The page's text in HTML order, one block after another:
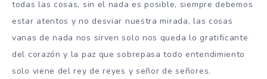
todas las cosas, sin el nada es posible, siempre debemos
estar atentos y no desviar nuestra mirada, las cosas
vanas de nada nos sirven solo nos queda lo gratificante
del corazón y la paz que sobrepasa todo entendimiento
solo viene del rey de reyes y señor de señores.